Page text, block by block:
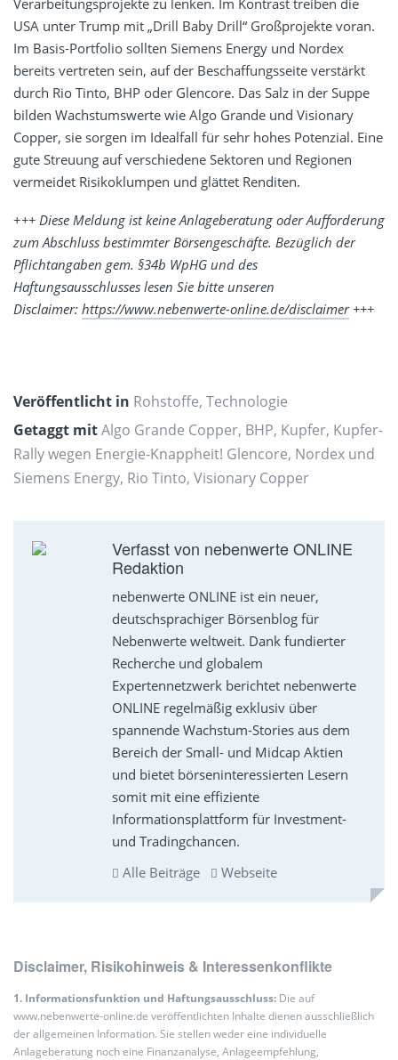
Verarbeitungsprojekte zu lenken. Im Kontrast treiben die
USA unter Trump mit „Drill Baby Drill“ Großprojekte voran.
Im Basis-Portfolio sollten Siemens Energy und Nordex
bereits vertreten sein, auf der Beschaffungsseite verstärkt
durch Rio Tinto, BHP oder Glencore. Das Salz in der Suppe
bilden Wachstumswerte wie Algo Grande und Visionary
Copper, sie sorgen im Idealfall für sehr hohes Potenzial. Eine
gute Streuung auf verschiedene Sektoren und Regionen
vermeidet Risikoklumpen und glättet Renditen.
+++ Diese Meldung ist keine Anlageberatung oder Aufforderung
zum Abschluss bestimmter Börsengeschäfte. Bezüglich der
Pflichtangaben gem. §34b WpHG und des
Haftungsausschlusses lesen Sie bitte unseren
Disclaimer: https://www.nebenwerte-online.de/disclaimer+++
Veröffentlicht in Rohstoffe, Technologie
Getaggt mitAlgo Grande Copper, BHP, Kupfer, Kupfer-
Rally wegen Energie-Knappheit! Glencore, Nordex und
Siemens Energy, Rio Tinto, Visionary Copper
Verfasst von nebenwerte ONLINE
Redaktion
nebenwerte ONLINE ist ein neuer,
deutschsprachiger Börsenblog für
Nebenwerte weltweit. Dank fundierter
Recherche und globalem
Expertennetzwerk berichtet nebenwerte
ONLINE regelmäßig exklusiv über
spannende Wachstum-Stories aus dem
Bereich der Small- und Midcap Aktien
und bietet börseninteressierten Lesern
somit mit eine effiziente
Informationsplattform für Investment-
und Tradingchancen.
Alle Beiträge
Webseite
Disclaimer, Risikohinweis & Interessenkonflikte
1. Informationsfunktion und Haftungsausschluss: Die auf
www.nebenwerte-online.de veröffentlichten Inhalte dienen ausschließlich
der allgemeinen Information. Sie stellen weder eine individuelle
Anlageberatung noch eine Finanzanalyse, Anlageempfehlung,